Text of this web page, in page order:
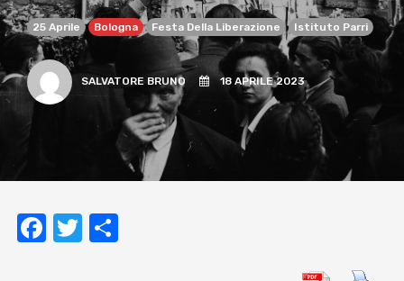
25 Aprile Bologna Festa Della Liberazione Istituto Parri
SALVATORE BRUNO 18 APRILE 2023
Facebook
Twitter